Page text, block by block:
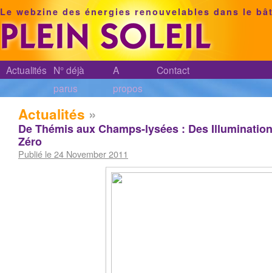
Le webzine des énergies renouvelables dans le
Actualités N° déjà
parus
A
propos
Contact
Actualités »
De Thémis aux Champs-lysées : Des
Zéro
Publié le 24 November 2011